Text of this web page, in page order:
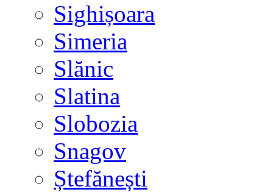
Sighișoara
Simeria
Slănic
Slatina
Slobozia
Snagov
Ștefănești